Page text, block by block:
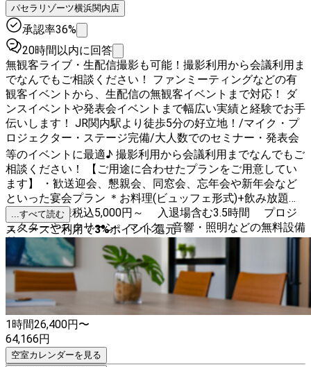
パセラリゾーツ横浜関内店
承認率36%
20時間以内に回答
無観客ライブ・生配信撮影も可能！撮影利用から会議利用ま
でなんでもご相談ください！ ファンミーティングなどの有
観客イベントから、生配信の無観客イベントまで対応！ ダ
ンスイベントや発表会イベントまで幅広い実績と経験でお手
伝いします！ JR関内駅より徒歩5分の好立地！/マイク・プ
ロジェクター・ステージ完備/大人数でのセミナー・発表会
等のイベントに最適♪ 撮影利用から会議利用までなんでもご
相談ください！ 【ご用途に合わせたプランをご用意してい
ます】 ・歓送迎会、懇親会、同窓会、忘年会や新年会など
といった宴会プラン ＊お料理(ビュッフェ形式)+飲み放題つ
き お一人様税込5,000円～ 入退場含む3.5時間 プロジ
ェクターやスクリーン、マイク、音響・照明などの無料設備
付
...すべて読む
スペースご利用で3%ポイント還元
1時間26,400円〜
64,166円
空室カレンダーを見る